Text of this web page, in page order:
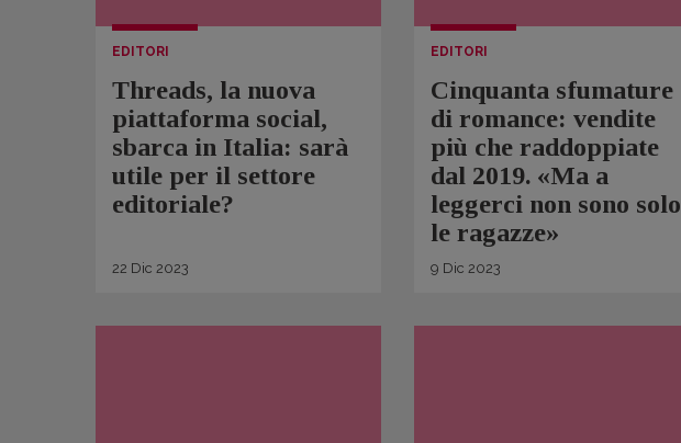
EDITORI
Threads, la nuova
piattaforma social,
sbarca in Italia: sarà
utile per il settore
editoriale?
22 Dic 2023
EDITORI
Cinquanta sfumature
di romance: vendite
più che raddoppiate
dal 2019. «Ma a
leggerci non sono solo
le ragazze»
9 Dic 2023